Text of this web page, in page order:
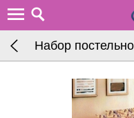
Набор